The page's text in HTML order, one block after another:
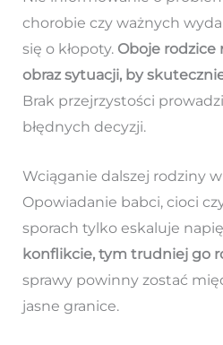
chorobie czy ważnych
się o kłopoty. Oboje rodzice
obraz sytuacji, by
Brak przejrzystości
błędnych decyzji.
Wciąganie dalszej rodziny
Opowiadanie babci, cioci
sporach tylko eskaluje
konflikcie, tym trudniej go
sprawy powinny zostać
jasne granice.